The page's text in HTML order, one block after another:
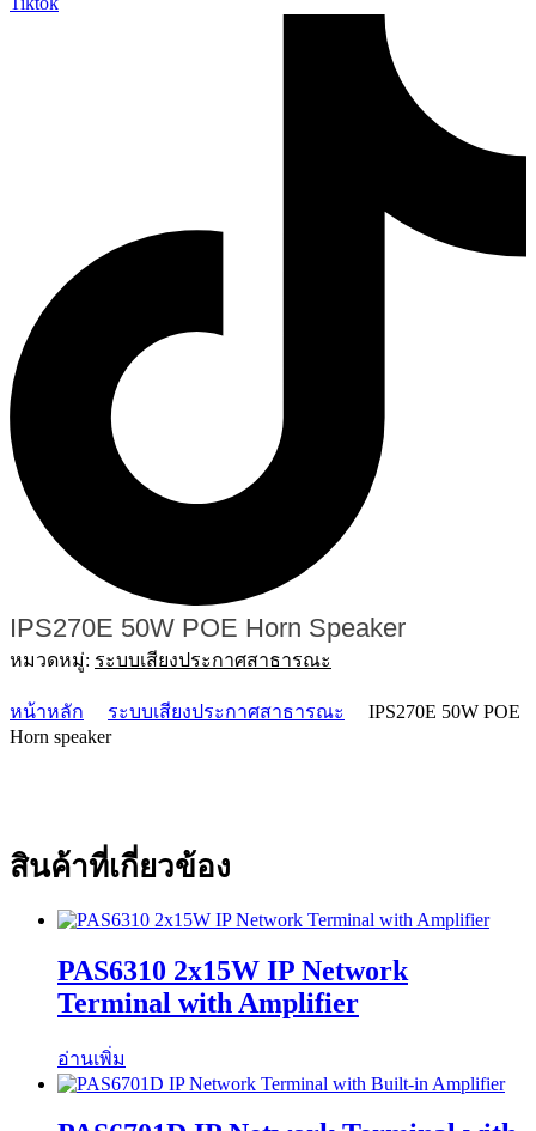
IPS270E 50W POE Horn Speaker
หมวดหมู่: ระบบเสียงประกาศสาธารณะ
หน้าหลัก ระบบเสียงประกาศสาธารณะ
IPS270E 50W POE
Horn speaker
สินค้าที่เกี่ยวข้อง
PAS6310 2x15W IP Network
Terminal with Amplifier
อ่านเพิ่ม